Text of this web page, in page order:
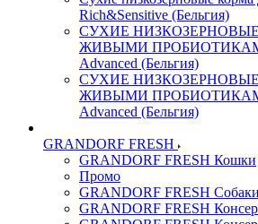
Rich&Sensitive (Бельгия)
СУХИЕ
ЖИВЫМИ
Advanced (Бельгия)
СУХИЕ
ЖИВЫМИ
Advanced (Бельгия)
GRANDORF FRESH
GRANDORF FRESH Кошки
Промо
GRANDORF FRESH Собаки
GRANDORF FRESH